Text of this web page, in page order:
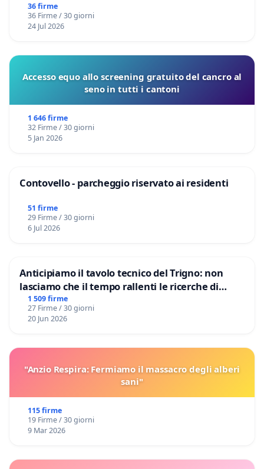
36 firme
36 Firme / 30 giorni
24 Jul 2026
Accesso equo allo screening gratuito del cancro al
seno in tutti i cantoni
1 646 firme
32 Firme / 30 giorni
5 Jan 2026
Contovello - parcheggio riservato ai residenti
51 firme
29 Firme / 30 giorni
6 Jul 2026
Anticipiamo il tavolo tecnico del Trigno: non
lasciamo che il tempo rallenti le ricerche di
Domenico Racanati
1 509 firme
27 Firme / 30 giorni
20 Jun 2026
"Anzio Respira: Fermiamo il massacro degli alberi
sani"
115 firme
19 Firme / 30 giorni
9 Mar 2026